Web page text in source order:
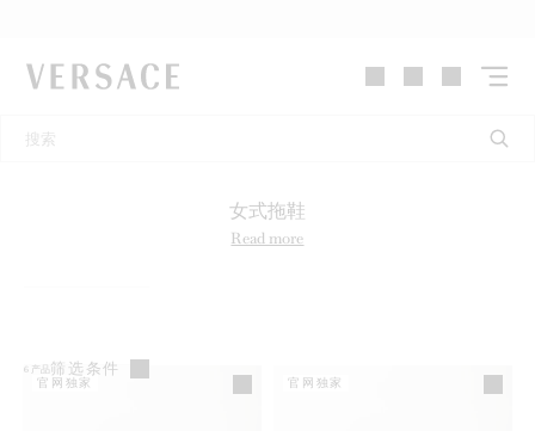
VERSACE | 主页
女式拖鞋
Read more
6 产品 筛选条件
官网独家 官网独家